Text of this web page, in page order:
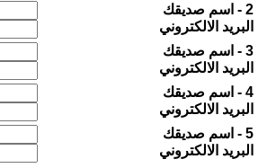
2 - اسم صديقك
البريد الالكتروني
3 - اسم صديقك
البريد الالكتروني
4 - اسم صديقك
البريد الالكتروني
5 - اسم صديقك
البريد الالكتروني